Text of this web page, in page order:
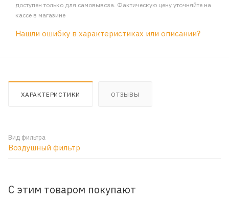
доступен только для самовывоза. Фактическую цену уточняйте на
кассе в магазине
Нашли ошибку в характеристиках или описании?
ХАРАКТЕРИСТИКИ ОТЗЫВЫ
Вид фильтра
Воздушный фильтр
С этим товаром покупают